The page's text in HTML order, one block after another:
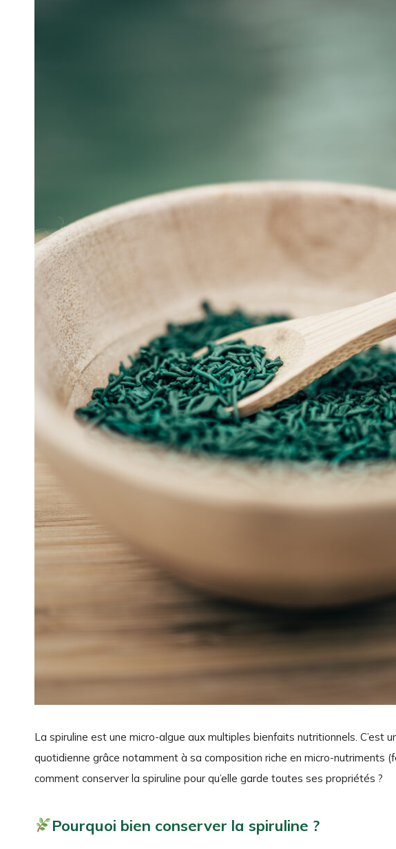
La spiruline est une micro-algue aux multiples bienfaits nutritionnels. C’est
quotidienne grâce notamment à sa composition riche en micro-nutriments
comment conserver la spiruline pour qu’elle garde toutes ses propriétés ?
Pourquoi bien conserver la spiruline ?